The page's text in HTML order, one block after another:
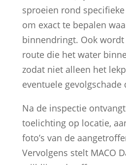
sproeien rond
om exact te bepalen
binnendringt. Ook wordt
route die het water
zodat niet alleen het
eventuele
Na de inspectie
toelichting op locatie,
foto’s van de
Vervolgens stelt MACO